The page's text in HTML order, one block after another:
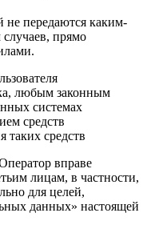
не передаются каким-
прямо
любым законным
системах
средств
таких средств
вправе
лицам, в частности,
для целей,
данных» настоящей